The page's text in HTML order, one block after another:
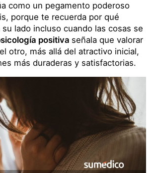
como un pegamento poderoso
porque te recuerda por qué
lado incluso cuando las cosas se
positiva señala que valorar
otro, más allá del atractivo inicial,
más duraderas y satisfactorias.